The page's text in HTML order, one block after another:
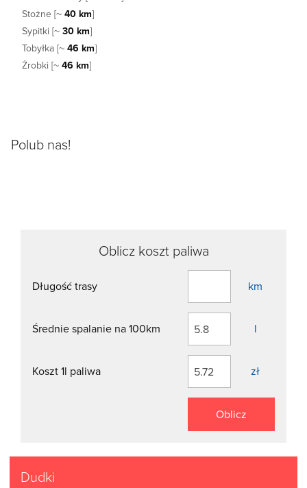
Stożne [~ 40 km]
Sypitki [~ 30 km]
Tobyłka [~ 46 km]
Żrobki [~ 46 km]
Polub nas!
Oblicz koszt paliwa
Długość trasy km
Średnie spalanie na 100km l
Koszt 1l paliwa zł
Oblicz
Dudki